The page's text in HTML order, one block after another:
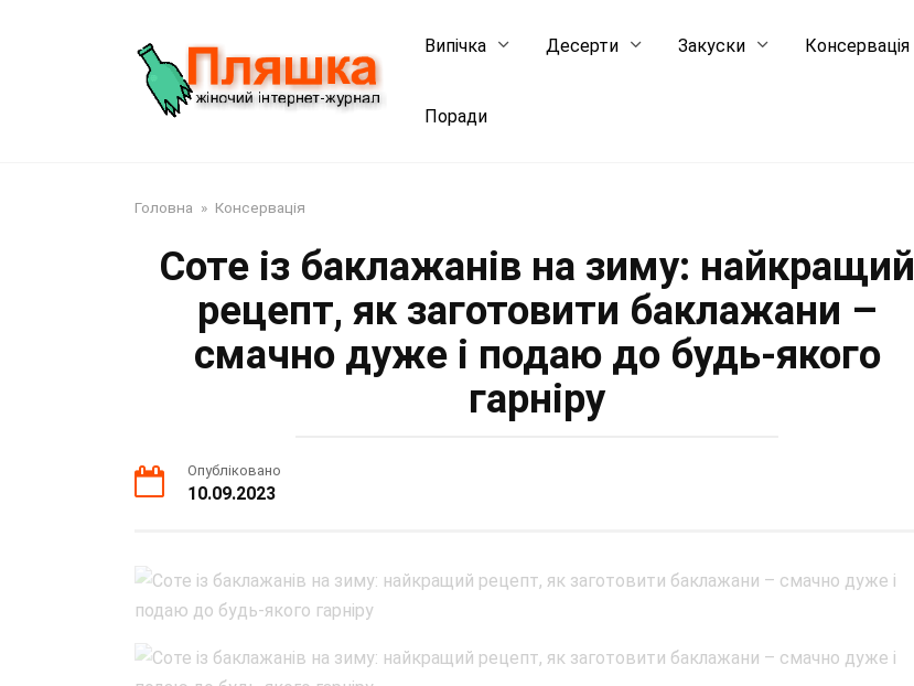
Випічка Десерти Закуски Консервація
Поради
Головна » Консервація
Соте із баклажанів на зиму: найкращий
рецепт, як заготовити баклажани –
смачно дуже і подаю до будь-якого
гарніру
Опубліковано
10.09.2023